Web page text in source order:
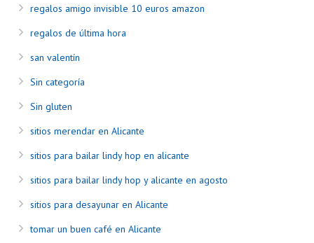
regalos amigo invisible 10 euros amazon
regalos de última hora
san valentín
Sin categoría
Sin gluten
sitios merendar en Alicante
sitios para bailar lindy hop en alicante
sitios para bailar lindy hop y alicante en agosto
sitios para desayunar en Alicante
tomar un buen café en Alicante